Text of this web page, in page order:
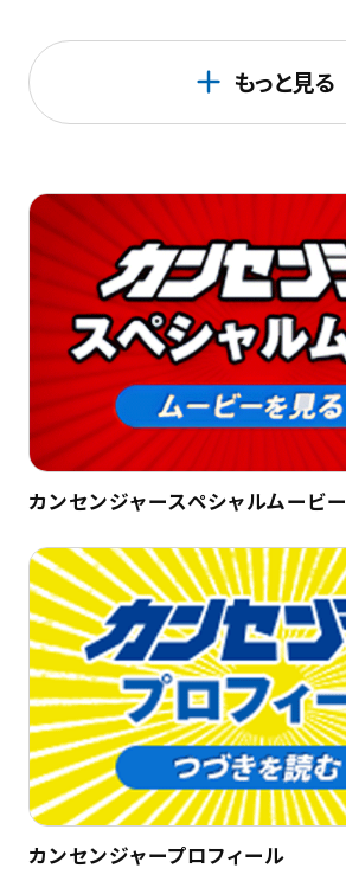
もっと見る
カンセンジャースペシャルムービー
カンセンジャープロフィール